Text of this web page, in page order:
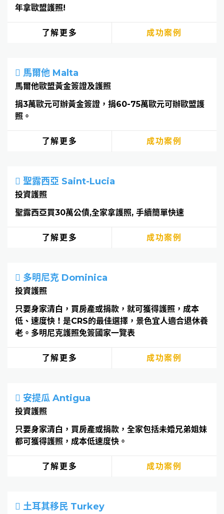
年拿歐盟護照!
了解更多 成功案例
馬爾他 Malta
馬爾他歐盟黃金簽證及護照
捐3萬歐元可辦黃金簽證，捐60-75萬歐元可辦歐盟護
照。
了解更多 成功案例
聖露西亞 Saint-Lucia
投資護照
聖露西亞買30萬公債,全家拿護照, 手續簡單快速
了解更多 成功案例
多明尼克 Dominica
投資護照
只要身家清白，買房產或捐款，就可獲得護照，成本
低、速度快！是CRS的最佳選擇，景色宜人適合退休養
老。多明尼克護照免簽國家一覽表
了解更多 成功案例
安提瓜 Antigua
投資護照
只要身家清白，買房產或捐款，全家包括未婚兄弟姐妹
都可獲得護照，成本低速度快。
了解更多 成功案例
土耳其移民 Turkey